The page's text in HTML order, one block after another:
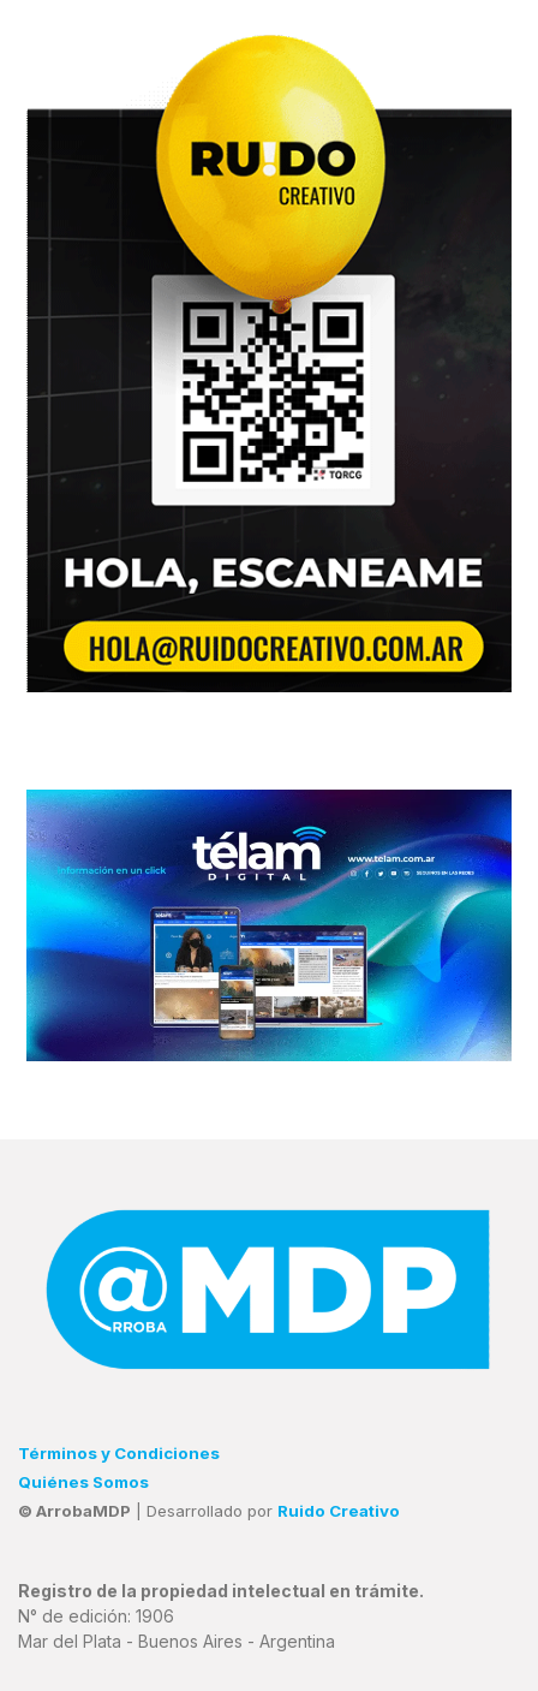
Términos y Condiciones
Quiénes Somos
© ArrobaMDP | Desarrollado por Ruido Creativo
Registro de la propiedad intelectual en trámite.
N° de edición: 1906
Mar del Plata - Buenos Aires - Argentina